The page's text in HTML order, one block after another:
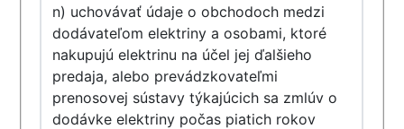
n) uchovávať údaje o obchodoch medzi
dodávateľom elektriny a osobami, ktoré
nakupujú elektrinu na účel jej ďalšieho
predaja, alebo prevádzkovateľmi
prenosovej sústavy týkajúcich sa zmlúv o
dodávke elektriny počas piatich rokov